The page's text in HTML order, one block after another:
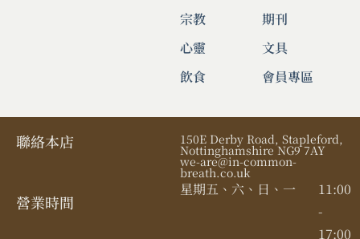
宗教
心靈
飲食
期刊
文具
會員專區
聯絡本店 150E Derby Road, Stapleford,
Nottinghamshire NG9 7AY
we-are@in-common-
breath.co.uk
營業時間​
星期五、六、日、一
11:00
-
17:00